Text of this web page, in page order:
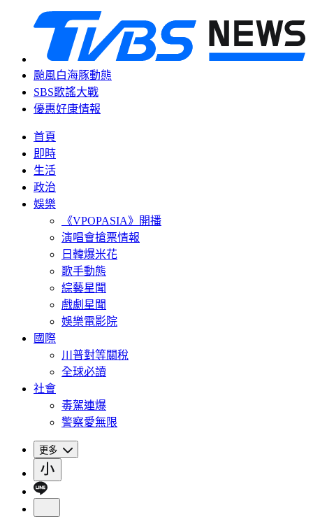
颱風白海豚動態
SBS歌謠大戰
優惠好康情報
首頁
即時
生活
政治
娛樂
《VPOPASIA》開播
演唱會搶票情報
日韓爆米花
歌手動態
綜藝星聞
戲劇星聞
娛樂電影院
國際
川普對等關稅
全球必讀
社會
毒駕連爆
警察愛無限
更多